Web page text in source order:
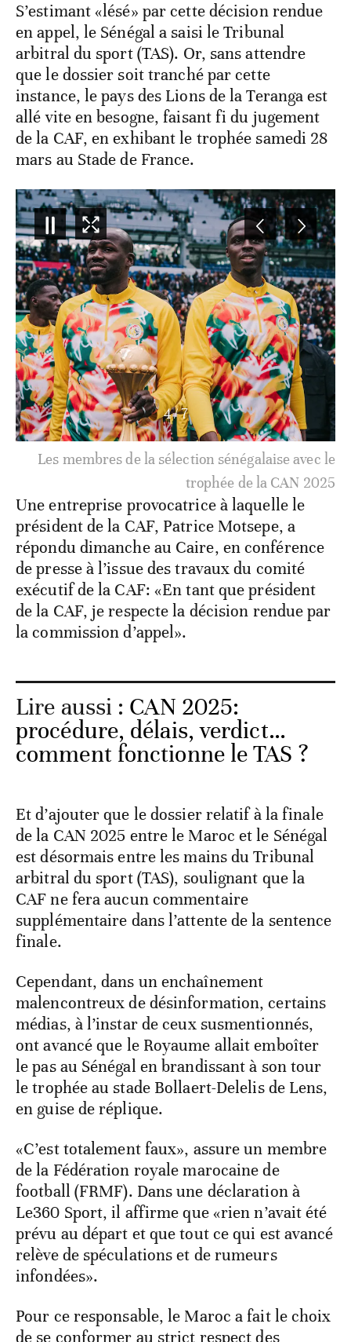
S’estimant «lésé» par cette décision rendue
en appel, le Sénégal a saisi le Tribunal
arbitral du sport (TAS). Or, sans attendre
que le dossier soit tranché par cette
instance, le pays des Lions de la Teranga est
allé vite en besogne, faisant fi du jugement
de la CAF, en exhibant le trophée samedi 28
mars au Stade de France.
5/7
Les membres de la sélection sénégalaise avec le
trophée de la CAN 2025
Une entreprise provocatrice à laquelle le
président de la CAF, Patrice Motsepe, a
répondu dimanche au Caire, en conférence
de presse à l’issue des travaux du comité
exécutif de la CAF: «En tant que président
de la CAF, je respecte la décision rendue par
la commission d’appel».
Lire aussi : CAN 2025:
procédure, délais, verdict…
comment fonctionne le TAS ?
Et d’ajouter que le dossier relatif à la finale
de la CAN 2025 entre le Maroc et le Sénégal
est désormais entre les mains du Tribunal
arbitral du sport (TAS), soulignant que la
CAF ne fera aucun commentaire
supplémentaire dans l’attente de la sentence
finale.
Cependant, dans un enchaînement
malencontreux de désinformation, certains
médias, à l’instar de ceux susmentionnés,
ont avancé que le Royaume allait emboîter
le pas au Sénégal en brandissant à son tour
le trophée au stade Bollaert-Delelis de Lens,
en guise de réplique.
«C’est totalement faux», assure un membre
de la Fédération royale marocaine de
football (FRMF). Dans une déclaration à
Le360 Sport, il affirme que «rien n’avait été
prévu au départ et que tout ce qui est avancé
relève de spéculations et de rumeurs
infondées».
Pour ce responsable, le Maroc a fait le choix
de se conformer au strict respect des